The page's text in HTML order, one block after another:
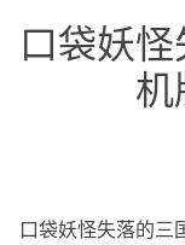
口袋妖
机
口袋妖怪失落的三